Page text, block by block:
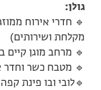
גולן:
🔹 חדרי אירוח
מקלחת ושירותים)
🔹 מרחב מוגן קיים
🔹 מטבח כשר וחדר
🔹לובי ובו פינת